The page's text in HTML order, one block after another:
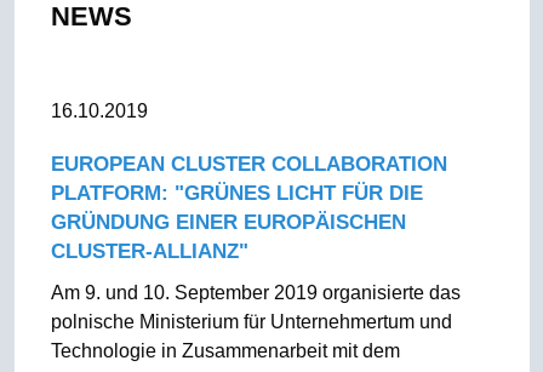
NEWS
16.10.2019
EUROPEAN CLUSTER COLLABORATION
PLATFORM: "GRÜNES LICHT FÜR DIE
GRÜNDUNG EINER EUROPÄISCHEN
CLUSTER-ALLIANZ"
Am 9. und 10. September 2019 organisierte das
polnische Ministerium für Unternehmertum und
Technologie in Zusammenarbeit mit dem